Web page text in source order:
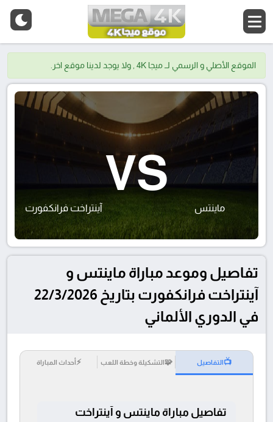
الموقع الأصلي و الرسمي لــ ميجا 4K , ولا يوجد لدينا موقع اخر.
ماينتس
VS
آينتراخت فرانكفورت
تفاصيل وموعد مباراة ماينتس و
آينتراخت فرانكفورت بتاريخ 22/3/2026
في الدوري الألماني
📺التفاصيل 🧩التشكيلة وخطة اللعب ⚡أحداث المباراة
تفاصيل مباراة ماينتس و آينتراخت